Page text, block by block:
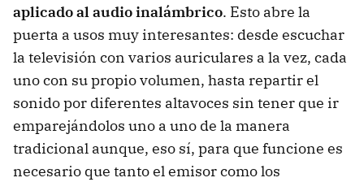
aplicado al audio inalámbrico. Esto abre la
puerta a usos muy interesantes: desde escuchar
la televisión con varios auriculares a la vez, cada
uno con su propio volumen, hasta repartir el
sonido por diferentes altavoces sin tener que ir
emparejándolos uno a uno de la manera
tradicional aunque, eso sí, para que funcione es
necesario que tanto el emisor como los